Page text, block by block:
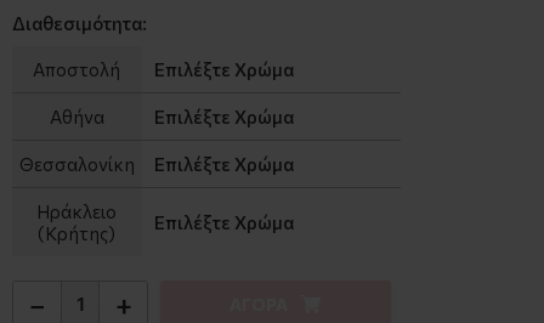
Διαθεσιμότητα:
Αποστολή Επιλέξτε Χρώμα
Αθήνα Επιλέξτε Χρώμα
Θεσσαλονίκη Επιλέξτε Χρώμα
Ηράκλειο
(Κρήτης)
Επιλέξτε Χρώμα
− +